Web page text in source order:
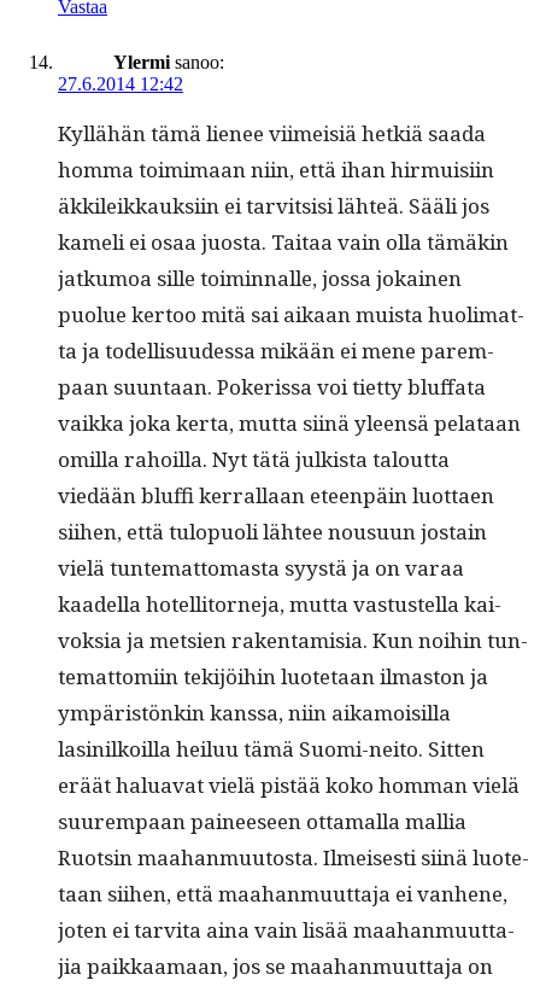
Vastaa
Ylermi sanoo:
27.6.2014 12:42
Kyl­lähän tämä lie­nee viimeisiä het­k­iä saa­da
hom­ma toim­i­maan niin, että ihan hir­muisi­in
äkkileikkauk­si­in ei tarvit­sisi lähteä. Sääli jos
kameli ei osaa juos­ta. Taitaa vain olla tämäkin
jatku­moa sille toimin­nalle, jos­sa jokainen
puolue ker­too mitä sai aikaan muista huoli­mat­
ta ja todel­lisu­udessa mikään ei mene parem­
paan suun­taan. Pok­eris­sa voi tiet­ty bluffa­ta
vaik­ka joka ker­ta, mut­ta siinä yleen­sä pelataan
omil­la rahoil­la. Nyt tätä julk­ista talout­ta
viedään bluffi ker­ral­laan eteen­päin luot­taen
siihen, että tulop­uoli läh­tee nousu­un jostain
vielä tun­tem­at­tomas­ta syys­tä ja on varaa
kaadel­la hotel­li­torne­ja, mut­ta vas­tustel­la kai­
vok­sia ja met­sien rak­en­tamisia. Kun noi­hin tun­
tem­at­tomi­in tek­i­jöi­hin luote­taan ilmas­ton ja
ympäristönkin kanssa, niin aikamoisil­la
lasinilkoil­la heiluu tämä Suo­mi-neito. Sit­ten
eräät halu­a­vat vielä pistää koko hom­man vielä
suurem­paan paineeseen otta­mal­la mallia
Ruotsin maa­han­muu­tos­ta. Ilmeis­es­ti siinä luote­
taan siihen, että maa­han­muut­ta­ja ei van­hene,
joten ei tarvi­ta aina vain lisää maa­han­muut­ta­
jia paikkaa­maan, jos se maa­han­muut­ta­ja on